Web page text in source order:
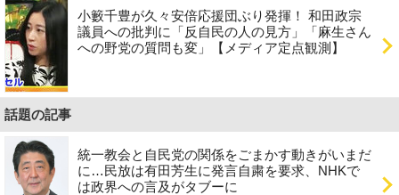
小籔千豊が久々安倍応援団ぶり発揮！ 和田政宗
議員への批判に「反自民の人の見方」「麻生さん
への野党の質問も変」【メディア定点観測】
話題の記事
統一教会と自民党の関係をごまかす動きがいまだ
に…民放は有田芳生に発言自粛を要求、NHKで
は政界への言及がタブーに